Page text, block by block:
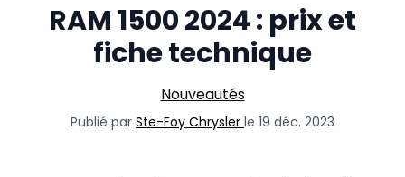
RAM 1500 2024 : prix et
fiche technique
Nouveautés
Publié par Ste-Foy Chrysler le 19 déc. 2023